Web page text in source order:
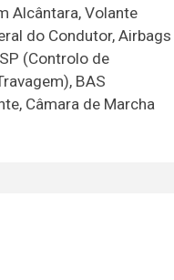
Alcântara, Volante
do Condutor, Airbags
(Controlo de
BAS
Câmara de Marcha